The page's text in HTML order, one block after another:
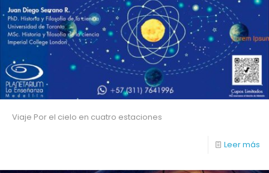
Viaje Por el cielo en cuatro estaciones
Leer más